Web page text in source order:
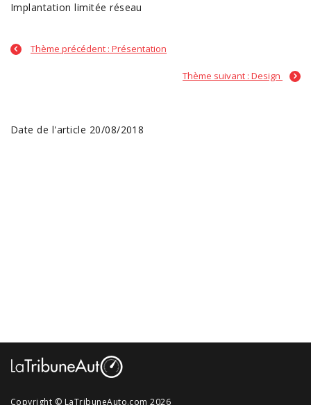
Implantation limitée réseau
Thème précédent : Présentation
Thème suivant : Design
Date de l'article 20/08/2018
Copyright © LaTribuneAuto.com 2026